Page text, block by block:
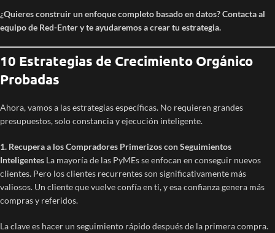
¿Quieres construir un enfoque completo basado en datos? Contacta al
equipo de Red-Enter y te ayudaremos a crear tu estrategia.
10 Estrategias de Crecimiento Orgánico
Probadas
Ahora, vamos a las estrategias específicas. No requieren grandes
presupuestos, solo constancia y ejecución inteligente.
1. Recupera a los Compradores Primerizos con Seguimientos
Inteligentes La mayoría de las PyMEs se enfocan en conseguir nuevos
clientes. Pero los clientes recurrentes son significativamente más
valiosos. Un cliente que vuelve confía en ti, y esa confianza genera más
compras y referidos.
La clave es hacer un seguimiento rápido después de la primera compra.